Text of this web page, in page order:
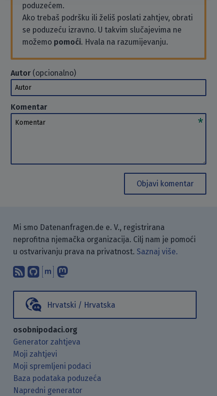
poduzećem.
Ako trebaš podršku ili želiš poslati zahtjev, obrati
se poduzeću izravno. U takvim slučajevima ne
možemo pomoći. Hvala na razumijevanju.
Autor(opcionalno)
Autor
Komentar
Komentar
Objavi komentar
Mi smo Datenanfragen.de e. V., registrirana
neprofitna njemačka organizacija. Cilj nam je pomoći
u ostvarivanju prava na privatnost. Saznaj više.
Pretplati se na naš blog koristeći
Pronađi nas na GitHubu.
Raspravljaj s nama putem
Hrvatski / Hrvatska
osobnipodaci.org
Generator zahtjeva
Moji zahtjevi
Moji spremljeni podaci
Baza podataka poduzeća
Napredni generator